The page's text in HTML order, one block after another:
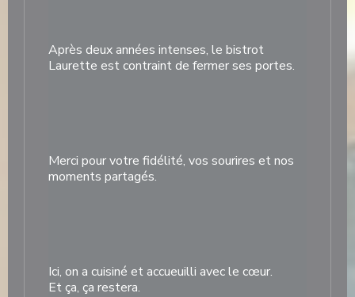
Après deux années intenses, le bistrot
Laurette est contraint de fermer ses portes.
Merci pour votre fidélité, vos sourires et nos
moments partagés.
Ici, on a cuisiné et accueuilli avec le cœur.
Et ça, ça restera.